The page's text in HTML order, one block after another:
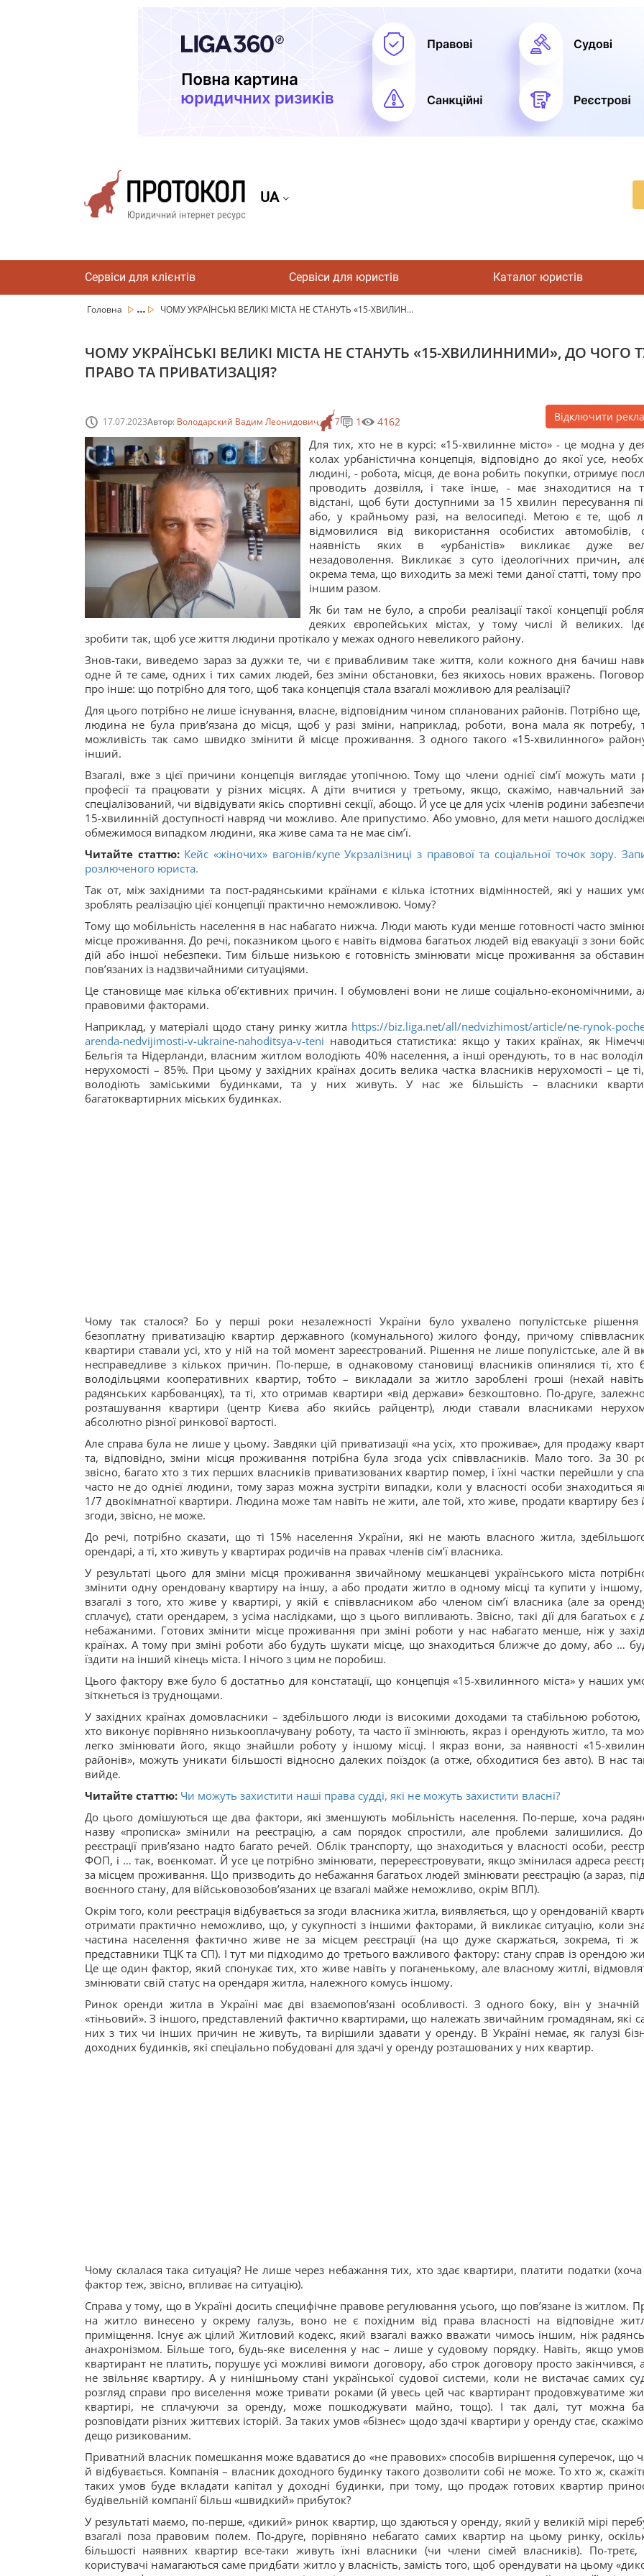
UA
Сервіси для клієнтів Сервіси для юристів Каталог юристів
Головна ... ЧОМУ УКРАЇНСЬКІ ВЕЛИКІ МІСТА НЕ СТАНУТЬ «15-ХВИЛИН...
ЧОМУ УКРАЇНСЬКІ ВЕЛИКІ МІСТА НЕ СТАНУТЬ «15-ХВИЛИННИМИ», ДО ЧОГО
ПРАВО ТА ПРИВАТИЗАЦІЯ?
17.07.2023Автор: Володарский Вадим Леонидович 7 1 4162 Відключити
Для тих, хто не в курсі: «15-хвилинне місто» - це модна у
колах урбаністична концепція, відповідно до якої усе,
людині, - робота, місця, де вона робить покупки, отримує
проводить дозвілля, і таке інше, - має знаходитися на
відстані, щоб бути доступними за 15 хвилин пересування
або, у крайньому разі, на велосипеді. Метою є те, щоб
відмовилися від використання особистих автомобілів,
наявність яких в «урбаністів» викликає дуже
незадоволення. Викликає з суто ідеологічних причин,
окрема тема, що виходить за межі теми даної статті, тому про
іншим разом.
Як би там не було, а спроби реалізації такої концепції
деяких європейських містах, у тому числі й великих.
зробити так, щоб усе життя людини протікало у межах одного невеликого району.
Знов-таки, виведемо зараз за дужки те, чи є привабливим таке життя, коли кожного дня бачиш
одне й те саме, одних і тих самих людей, без зміни обстановки, без якихось нових вражень.
про інше: що потрібно для того, щоб така концепція стала взагалі можливою для реалізації?
Для цього потрібно не лише існування, власне, відповідним чином спланованих районів. Потрібно
людина не була прив’язана до місця, щоб у разі зміни, наприклад, роботи, вона мала як потребу,
можливість так само швидко змінити й місце проживання. З одного такого «15-хвилинного»
інший.
Взагалі, вже з цієї причини концепція виглядає утопічною. Тому що члени однієї сім’ї можуть мати
професії та працювати у різних місцях. А діти вчитися у третьому, якщо, скажімо, навчальний
спеціалізований, чи відвідувати якісь спортивні секції, абощо. Й усе це для усіх членів родини
15-хвилинній доступності навряд чи можливо. Але припустимо. Або умовно, для мети нашого
обмежимося випадком людини, яка живе сама та не має сім’ї.
Читайте статтю: Кейс «жіночих» вагонів/купе Укрзалізниці з правової та соціальної точок зору.
розлюченого юриста.
Так от, між західними та пост-радянськими країнами є кілька істотних відмінностей, які у наших
зроблять реалізацію цієї концепції практично неможливою. Чому?
Тому що мобільність населення в нас набагато нижча. Люди мають куди менше готовності часто
місце проживання. До речі, показником цього є навіть відмова багатьох людей від евакуації з зони
дій або іншої небезпеки. Тим більше низькою є готовність змінювати місце проживання за
пов’язаних із надзвичайними ситуаціями.
Це становище має кілька об’єктивних причин. І обумовлені вони не лише соціально-економічними,
правовими факторами.
Наприклад, у матеріалі щодо стану ринку житла https://biz.liga.net/all/nedvizhimost/article/ne-rynok-
arenda-nedvijimosti-v-ukraine-nahoditsya-v-teni наводиться статистика: якщо у таких країнах, як
Бельгія та Нідерланди, власним житлом володіють 40% населення, а інші орендують, то в нас
нерухомості – 85%. При цьому у західних країнах досить велика частка власників нерухомості – це
володіють заміськими будинками, та у них живуть. У нас же більшість – власники
багатоквартирних міських будинках.
Чому так сталося? Бо у перші роки незалежності України було ухвалено популістське
безоплатну приватизацію квартир державного (комунального) жилого фонду, причому
квартири ставали усі, хто у ній на той момент зареєстрований. Рішення не лише популістське, але й
несправедливе з кількох причин. По-перше, в однаковому становищі власників опинялися ті, хто
володільцями кооперативних квартир, тобто – викладали за житло зароблені гроші (нехай
радянських карбованцях), та ті, хто отримав квартири «від держави» безкоштовно. По-друге,
розташування квартири (центр Києва або якийсь райцентр), люди ставали власниками
абсолютно різної ринкової вартості.
Але справа була не лише у цьому. Завдяки цій приватизації «на усіх, хто проживає», для продажу
та, відповідно, зміни місця проживання потрібна була згода усіх співвласників. Мало того. За 30
звісно, багато хто з тих перших власників приватизованих квартир помер, і їхні частки перейшли у
часто не до однієї людини, тому зараз можна зустріти випадки, коли у власності особи знаходиться
1/7 двокімнатної квартири. Людина може там навіть не жити, але той, хто живе, продати квартиру без
згоди, звісно, не може.
До речі, потрібно сказати, що ті 15% населення України, які не мають власного житла,
орендарі, а ті, хто живуть у квартирах родичів на правах членів сім’ї власника.
У результаті цього для зміни місця проживання звичайному мешканцеві українського міста
змінити одну орендовану квартиру на іншу, а або продати житло в одному місці та купити у
взагалі з того, хто живе у квартирі, у якій є співвласником або членом сім’ї власника (але за
сплачує), стати орендарем, з усіма наслідками, що з цього випливають. Звісно, такі дії для багатьох є
небажаними. Готових змінити місце проживання при зміні роботи у нас набагато менше, ніж у
країнах. А тому при зміні роботи або будуть шукати місце, що знаходиться ближче до дому, або …
їздити на інший кінець міста. І нічого з цим не поробиш.
Цього фактору вже було б достатньо для констатації, що концепція «15-хвилинного міста» у наших
зіткнеться із труднощами.
У західних країнах домовласники – здебільшого люди із високими доходами та стабільною роботою,
хто виконує порівняно низькооплачувану роботу, та часто її змінюють, якраз і орендують житло, та
легко змінювати його, якщо знайшли роботу у іншому місці. І якраз вони, за наявності «15-
районів», можуть уникати більшості відносно далеких поїздок (а отже, обходитися без авто). В нас
вийде.
Читайте статтю: Чи можуть захистити наші права судді, які не можуть захистити власні?
До цього домішуються ще два фактори, які зменшують мобільність населення. По-перше, хоча
назву «прописка» змінили на реєстрацію, а сам порядок спростили, але проблеми залишилися. До
реєстрації прив’язано надто багато речей. Облік транспорту, що знаходиться у власності особи,
ФОП, і … так, воєнкомат. Й усе це потрібно змінювати, перереєстровувати, якщо змінилася адреса
за місцем проживання. Що призводить до небажання багатьох людей змінювати реєстрацію (а зараз,
воєнного стану, для військовозобов’язаних це взагалі майже неможливо, окрім ВПЛ).
Окрім того, коли реєстрація відбувається за згоди власника житла, виявляється, що у орендованій
отримати практично неможливо, що, у сукупності з іншими факторами, й викликає ситуацію, коли
частина населення фактично живе не за місцем реєстрації (на що дуже скаржаться, зокрема, ті ж
представники ТЦК та СП). І тут ми підходимо до третього важливого фактору: стану справ із орендою
Це ще один фактор, який спонукає тих, хто живе навіть у поганенькому, але власному житлі,
змінювати свій статус на орендаря житла, належного комусь іншому.
Ринок оренди житла в Україні має дві взаємопов’язані особливості. З одного боку, він у значній
«тіньовий». З іншого, представлений фактично квартирами, що належать звичайним громадянам, які
них з тих чи інших причин не живуть, та вирішили здавати у оренду. В Україні немає, як галузі
доходних будинків, які спеціально побудовані для здачі у оренду розташованих у них квартир.
Чому склалася така ситуація? Не лише через небажання тих, хто здає квартири, платити податки
фактор теж, звісно, впливає на ситуацію).
Справа у тому, що в Україні досить специфічне правове регулювання усього, що пов’язане із житлом.
на житло винесено у окрему галузь, воно не є похідним від права власності на відповідне
приміщення. Існує аж цілий Житловий кодекс, який взагалі важко вважати чимось іншим, ніж
анахронізмом. Більше того, будь-яке виселення у нас – лише у судовому порядку. Навіть, якщо
квартирант не платить, порушує усі можливі вимоги договору, або строк договору просто закінчився,
не звільняє квартиру. А у нинішньому стані української судової системи, коли не вистачає самих
розгляд справи про виселення може тривати роками (й увесь цей час квартирант продовжуватиме
квартирі, не сплачуючи за оренду, може пошкоджувати майно, тощо). І так далі, тут можна
розповідати різних життєвих історій. За таких умов «бізнес» щодо здачі квартири у оренду стає, скажімо
дещо ризикованим.
Приватний власник помешкання може вдаватися до «не правових» способів вирішення суперечок, що
й відбувається. Компанія – власник доходного будинку такого дозволити собі не може. То хто ж,
таких умов буде вкладати капітал у доходні будинки, при тому, що продаж готових квартир
будівельній компанії більш «швидкий» прибуток?
У результаті маємо, по-перше, «дикий» ринок квартир, що здаються у оренду, який у великій мірі
взагалі поза правовим полем. По-друге, порівняно небагато самих квартир на цьому ринку,
більшості наявних квартир все-таки живуть їхні власники (чи члени сімей власників). По-третє,
користувачі намагаються саме придбати житло у власність, замість того, щоб орендувати на цьому